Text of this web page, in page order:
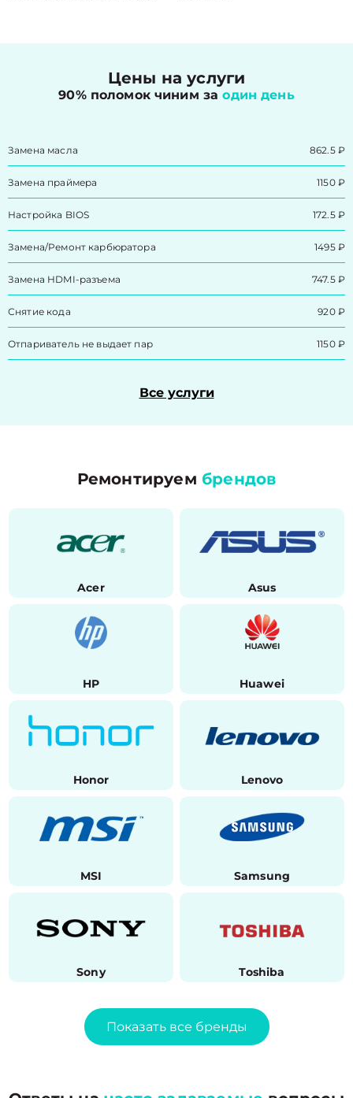
Цены на услуги
90% поломок чиним заодин день
Замена масла 862.5 ₽
Замена праймера 1150 ₽
Настройка BIOS 172.5 ₽
Замена/Pемонт карбюратора 1495 ₽
Замена HDMI-разъема 747.5 ₽
Снятие кода 920 ₽
Отпариватель не выдает пар 1150 ₽
Все услуги
Ремонтируем брендов
Acer Asus
HP Huawei
Honor Lenovo
MSI Samsung
Sony Toshiba
Показать все бренды